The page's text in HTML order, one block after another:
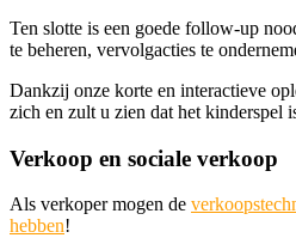
Ten slotte is een goede follow-up
te beheren, vervolgacties te
Dankzij onze korte en interactieve
zich en zult u zien dat het kinderspel
Verkoop en sociale verkoop
Als verkoper mogen de
hebben!